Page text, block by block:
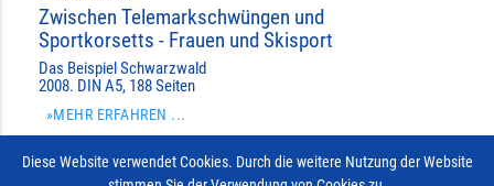
Zwischen Telemarkschwüngen und
Sportkorsetts - Frauen und Skisport
Das Beispiel Schwarzwald
2008. DIN A5, 188 Seiten
»MEHR ERFAHREN ...
19,90 €
Diese Website verwendet Cookies. Durch die weitere Nutzung der Website